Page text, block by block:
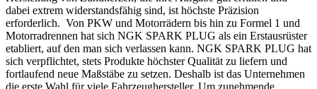
dabei extrem widerstandsfähig sind, ist höchste Präzision
erforderlich. Von PKW und Motorrädern bis hin zu Formel 1 und
Motorradrennen hat sich NGK SPARK PLUG als ein Erstausrüster
etabliert, auf den man sich verlassen kann. NGK SPARK PLUG hat
sich verpflichtet, stets Produkte höchster Qualität zu liefern und
fortlaufend neue Maßstäbe zu setzen. Deshalb ist das Unternehmen
die erste Wahl für viele Fahrzeughersteller. Um zunehmende